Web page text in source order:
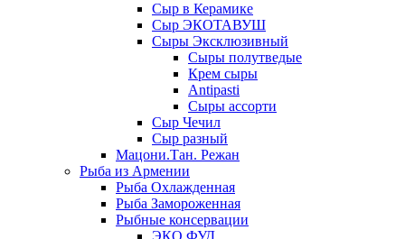
Сыр в Керамике
Сыр ЭКОТАВУШ
Сыры Эксклюзивный
Сыры полутведые
Крем сыры
Antipasti
Сыры ассорти
Сыр Чечил
Сыр разный
Мацони.Тан. Режан
Рыба из Армении
Рыба Охлажденная
Рыба Замороженная
Рыбные консервации
ЭКО ФУД